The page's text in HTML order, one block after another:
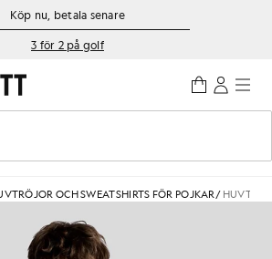
Köp nu, betala senare
3 för 2 på golf
sökning
OCH SWEATSHIRTS FÖR POJKAR/